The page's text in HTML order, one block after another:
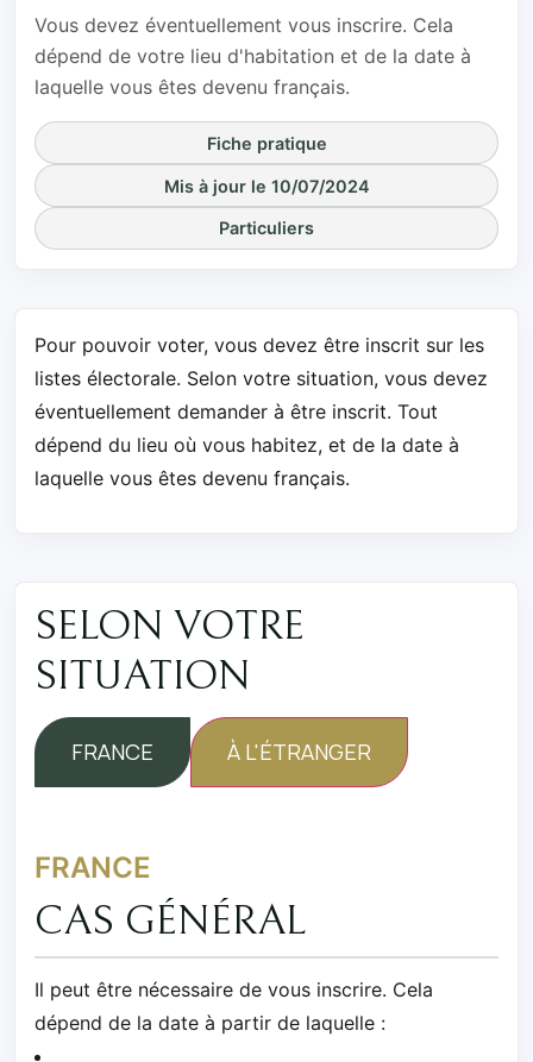
Vous devez éventuellement vous inscrire. Cela
dépend de votre lieu d'habitation et de la date à
laquelle vous êtes devenu français.
Fiche pratique
Mis à jour le 10/07/2024
Particuliers
Pour pouvoir voter, vous devez être inscrit sur les
listes électorale. Selon votre situation, vous devez
éventuellement demander à être inscrit. Tout
dépend du lieu où vous habitez, et de la date à
laquelle vous êtes devenu français.
SELON VOTRE
SITUATION
FRANCE À L'ÉTRANGER
FRANCE
CAS GÉNÉRAL
Il peut être nécessaire de vous inscrire. Cela
dépend de la date à partir de laquelle :